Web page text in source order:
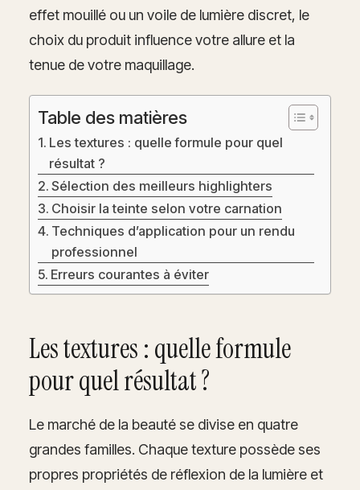
effet mouillé ou un voile de lumière discret, le
choix du produit influence votre allure et la
tenue de votre maquillage.
Table des matières
Les textures : quelle formule pour quel
résultat ?
Sélection des meilleurs highlighters
Choisir la teinte selon votre carnation
Techniques d’application pour un rendu
professionnel
Erreurs courantes à éviter
Les textures : quelle formule
pour quel résultat ?
Le marché de la beauté se divise en quatre
grandes familles. Chaque texture possède ses
propres propriétés de réflexion de la lumière et